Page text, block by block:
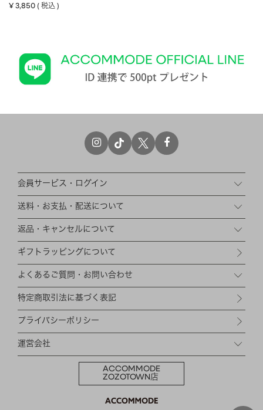
¥ 3,850 税込
ACCOMMODE
ZOZOTOWN店
会員サービス・ログイン
送料・お支払・配送について
返品・キャンセルについて
ギフトラッピングについて
よくあるご質問・お問い合わせ
特定商取引法に基づく表記
プライバシーポリシー
運営会社